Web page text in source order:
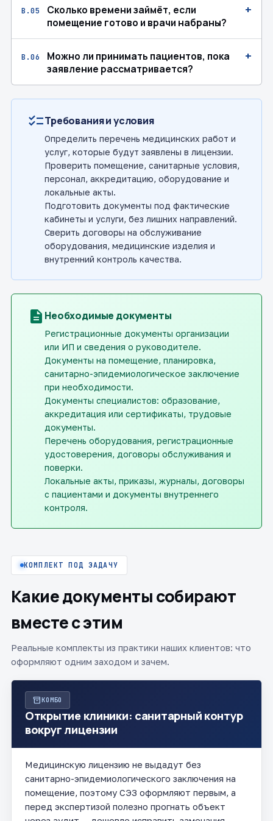
В.05
Сколько времени займёт, если
помещение готово и врачи набраны?
+
В.06
Можно ли принимать пациентов, пока
заявление рассматривается?
+
checklistТребования и условия
Определить перечень медицинских работ и
услуг, которые будут заявлены в лицензии.
Проверить помещение, санитарные условия,
персонал, аккредитацию, оборудование и
локальные акты.
Подготовить документы под фактические
кабинеты и услуги, без лишних направлений.
Сверить договоры на обслуживание
оборудования, медицинские изделия и
внутренний контроль качества.
description Необходимые документы
Регистрационные документы организации
или ИП и сведения о руководителе.
Документы на помещение, планировка,
санитарно-эпидемиологическое заключение
при необходимости.
Документы специалистов: образование,
аккредитация или сертификаты, трудовые
документы.
Перечень оборудования, регистрационные
удостоверения, договоры обслуживания и
поверки.
Локальные акты, приказы, журналы, договоры
с пациентами и документы внутреннего
контроля.
КОМПЛЕКТ ПОД ЗАДАЧУ
Какие документы собирают
вместе с этим
Реальные комплекты из практики наших клиентов: что
оформляют одним заходом и зачем.
inventory_2КОМБО
Открытие клиники: санитарный контур
вокруг лицензии
Медицинскую лицензию не выдадут без
санитарно-эпидемиологического заключения на
помещение, поэтому СЭЗ оформляют первым, а
перед экспертизой полезно прогнать объект